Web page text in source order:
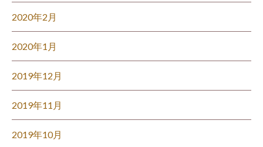
2020年2月
2020年1月
2019年12月
2019年11月
2019年10月